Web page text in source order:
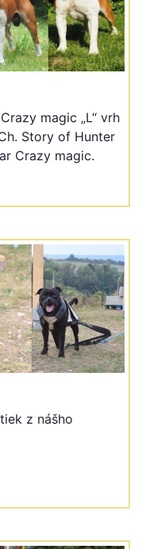
magic „L“ vrh
Story of Hunter
Crazy magic.
z nášho